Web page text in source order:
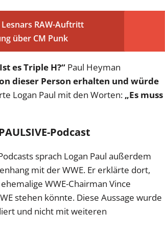
RAW-Auftritt
über CM Punk
es Triple H?“ Paul Heyman
dieser Person erhalten und würde
Logan Paul mit den Worten: „Es muss
Podcast
sprach Logan Paul außerdem
mit der WWE. Er erklärte dort,
WWE-Chairman Vince
stehen könnte. Diese Aussage wurde
und nicht mit weiteren